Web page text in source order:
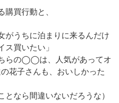
購買行動と、
がうちに泊まりに来るんだけ
ス買いたい」
らの◯◯は、人気があってオ
花子さんも、おいしかった
となら間違いないだろうな）